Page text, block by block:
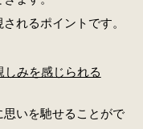
れるポイントです。
みを感じられる
いを馳せることがで